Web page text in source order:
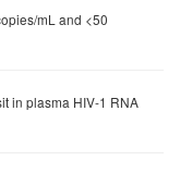
mL and <50
in plasma HIV-1 RNA